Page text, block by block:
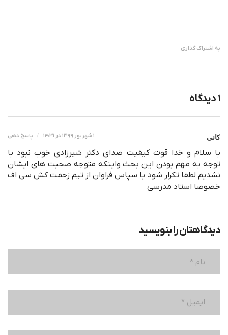
به اشتراک گذاری
۱ دیدگاه
کانی ۱ شهریور ۱۳۹۹ در ۱۴:۳۱ پاسخ دهی
با سلام و خدا قوت کیفیت صدای دکتر شیرزادی خوب نبود با
توجه به مهم بودن این بحث واینکه متوجه صحبت های ایشان
نشدیم لطفا تکرار شود با سپاس فراوان از تیم زحمت کش سی اف
خصوصا استاد مدرسی
دیدگاهتان را بنویسید